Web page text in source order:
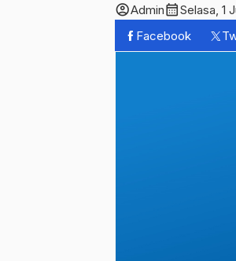
account_circleAdmincalendar_monthSelasa, 1
Facebook